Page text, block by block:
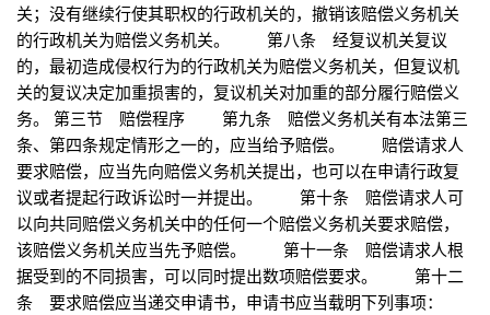
关；没有继续行使其职权的行政机关的，撤销该赔偿义务机关
的行政机关为赔偿义务机关。 第八条 经复议机关复议
的，最初造成侵权行为的行政机关为赔偿义务机关，但复议机
关的复议决定加重损害的，复议机关对加重的部分履行赔偿义
务。 第三节 赔偿程序 第九条 赔偿义务机关有本法第三
条、第四条规定情形之一的，应当给予赔偿。 赔偿请求人
要求赔偿，应当先向赔偿义务机关提出，也可以在申请行政复
议或者提起行政诉讼时一并提出。 第十条 赔偿请求人可
以向共同赔偿义务机关中的任何一个赔偿义务机关要求赔偿，
该赔偿义务机关应当先予赔偿。 第十一条 赔偿请求人根
据受到的不同损害，可以同时提出数项赔偿要求。 第十二
条 要求赔偿应当递交申请书，申请书应当载明下列事项：